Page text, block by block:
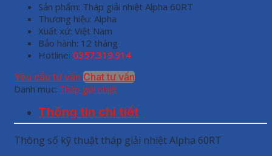
Sản phẩm: Tháp giải nhiệt Alpha 60RT
Thương hiệu: Alpha
Xuất xứ: Việt Nam
Bảo hành: 12 tháng
Hotline: 0357.319.914
Yêu cầu tư vấn Chat tư vấn
Danh mục: Tháp giải nhiệt
Thông tin chi tiết
Thông số kỹ thuật tháp giải nhiệt Alpha 60RT